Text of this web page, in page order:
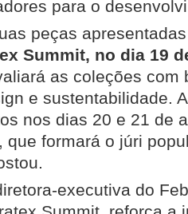
para o
peças
Summit, no dia 19
as coleções com
e sustentabilidade.
nos dias 20 e 21 de
que formará o júri
executiva do